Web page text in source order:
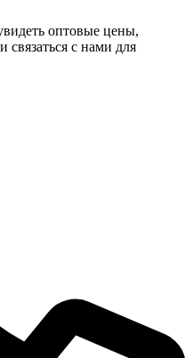
оптовые цены,
связаться с нами для